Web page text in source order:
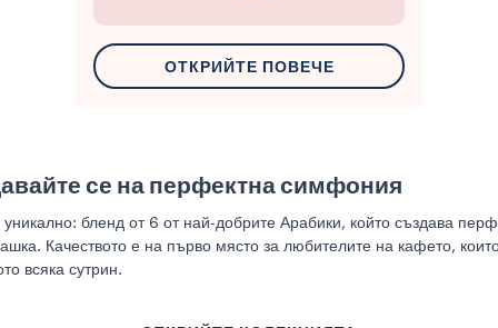
ОТКРИЙТЕ ПОВЕЧЕ
се на перфектна симфония
бленд от 6 от най-добрите Арабики, който създава
Качеството е на първо място за любителите на кафето,
всяка сутрин.